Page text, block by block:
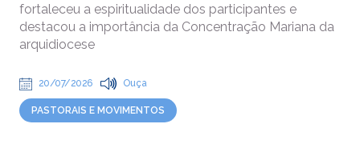
fortaleceu a espiritualidade dos participantes e
destacou a importância da Concentração Mariana da
arquidiocese
20/07/2026 Ouça
PASTORAIS E MOVIMENTOS